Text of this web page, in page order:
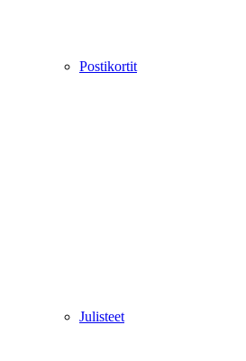
Postikortit
Julisteet